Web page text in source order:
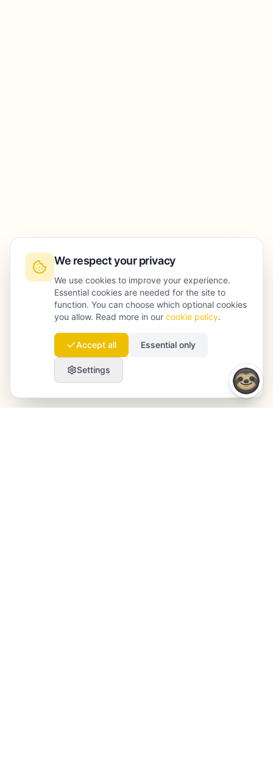
We respect your privacy
We use cookies to improve your experience.
Essential cookies are needed for the site to
function. You can choose which optional cookies
you allow. Read more in our cookie policy.
Accept all Essential only
Settings